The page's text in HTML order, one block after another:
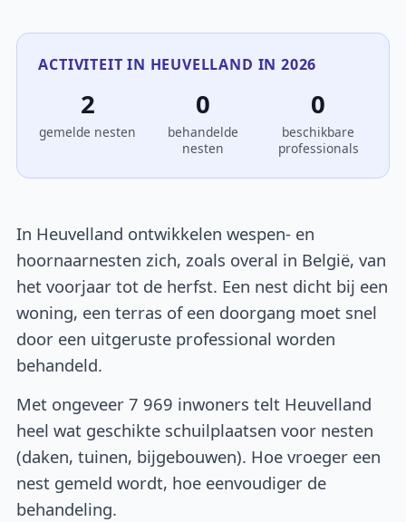
ACTIVITEIT IN HEUVELLAND IN 2026
2
gemelde nesten
0
behandelde
nesten
0
beschikbare
professionals
In Heuvelland ontwikkelen wespen- en
hoornaarnesten zich, zoals overal in België, van
het voorjaar tot de herfst. Een nest dicht bij een
woning, een terras of een doorgang moet snel
door een uitgeruste professional worden
behandeld.
Met ongeveer 7 969 inwoners telt Heuvelland
heel wat geschikte schuilplaatsen voor nesten
(daken, tuinen, bijgebouwen). Hoe vroeger een
nest gemeld wordt, hoe eenvoudiger de
behandeling.